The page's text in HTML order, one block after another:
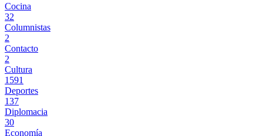
Cocina
32
Columnistas
2
Contacto
2
Cultura
1591
Deportes
137
Diplomacia
30
Economía